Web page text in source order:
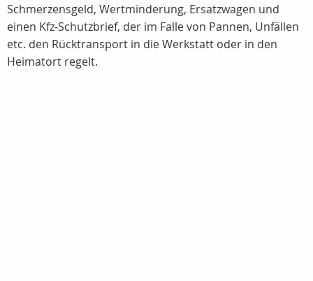
Schmerzensgeld, Wertminderung, Ersatzwagen und
einen Kfz-Schutzbrief, der im Falle von Pannen, Unfällen
etc. den Rücktransport in die Werkstatt oder in den
Heimatort regelt.